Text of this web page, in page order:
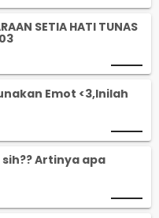
SETIA HATI TUNAS
Emot <3,Inilah
sih?? Artinya apa